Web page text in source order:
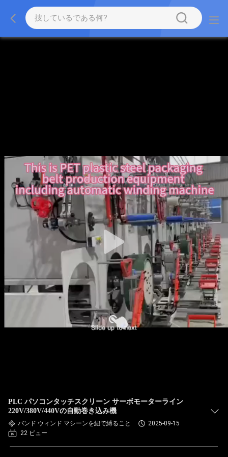
PLC パソコンタッチスクリーン サーボモーターライン
220V/380V/440Vの自動巻き込み機
バンド ウィンド マシーンを紐で縛ること
2025-09-15
22 ビュー